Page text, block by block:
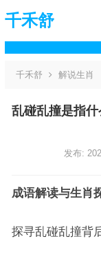
千禾舒
千禾舒 解说生肖
乱碰乱撞是指
发布:
成语解读与生肖
探寻乱碰乱撞背